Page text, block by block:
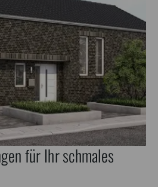
für Ihr schmales